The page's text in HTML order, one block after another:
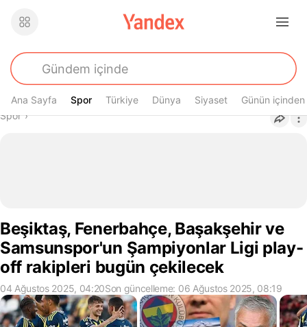
Ana Sayfa Spor
Spor Türkiye Dünya Siyaset Günün içinden
Buradasın
Spor›
Beşiktaş, Fenerbahçe, Başakşehir ve
Samsunspor'un Şampiyonlar Ligi play-
off rakipleri bugün çekilecek
04 Ağustos 2025, 04:20Son güncelleme: 06 Ağustos 2025, 08:19